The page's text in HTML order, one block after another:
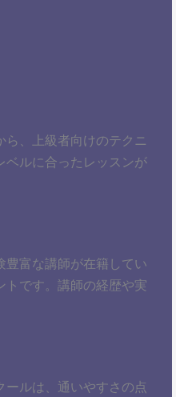
、上級者向けのテクニ
ベルに合ったレッスンが
豊富な講師が在籍してい
トです。講師の経歴や実
ルは、通いやすさの点